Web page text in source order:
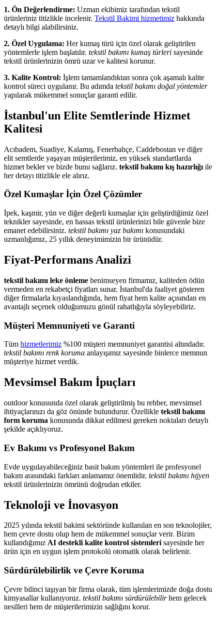
1. Ön Değerlendirme: Uzman ekibimiz tarafından tekstil
ürünleriniz titizlikle incelenir. Tekstil Bakimi hizmetimiz hakkında
detaylı bilgi alabilirsiniz.
2. Özel Uygulama: Her kumaş türü için özel olarak geliştirilen
yöntemlerle işlem başlatılır. tekstil bakımı kumaş türleri sayesinde
tekstil ürünlerinizin ömrü uzar ve kalitesi korunur.
3. Kalite Kontrol: İşlem tamamlandıktan sonra çok aşamalı kalite
kontrol süreci uygulanır. Bu adımda tekstil bakımı doğal yöntemler
yapılarak mükemmel sonuçlar garanti edilir.
İstanbul'un Elite Semtlerinde Hizmet
Kalitesi
Acıbadem, Suadiye, Kalamış, Fenerbahçe, Caddebostan ve diğer
elit semtlerde yaşayan müşterilerimiz, en yüksek standartlarda
hizmet bekler ve bizde bunu sağlarız. tekstil bakımı kış hazırlığı ile
her detayı titizlikle ele alırız.
Özel Kumaşlar İçin Özel Çözümler
İpek, kaşmir, yün ve diğer değerli kumaşlar için geliştirdiğimiz özel
teknikler sayesinde, en hassas tekstil ürünlerinizi bile güvenle bize
emanet edebilirsiniz. tekstil bakımı yaz bakımı konusundaki
uzmanlığımız, 25 yıllık deneyimimizin bir ürünüdür.
Fiyat-Performans Analizi
tekstil bakımı leke önleme benimseyen firmamız, kaliteden ödün
vermeden en rekabetçi fiyatları sunar. İstanbul'da faaliyet gösteren
diğer firmalarla kıyaslandığında, hem fiyat hem kalite açısından en
avantajlı seçenek olduğumuzu gönül rahatlığıyla söyleyebiliriz.
Müşteri Memnuniyeti ve Garanti
Tüm hizmetlerimiz %100 müşteri memnuniyet garantisi altındadır.
tekstil bakımı renk koruma anlayışımız sayesinde binlerce memnun
müşteriye hizmet verdik.
Mevsimsel Bakım İpuçları
outdoor konusunda özel olarak geliştirilmiş bu rehber, mevsimsel
ihtiyaçlarınızı da göz önünde bulundurur. Özellikle tekstil bakımı
form koruma konusunda dikkat edilmesi gereken noktaları detaylı
şekilde açıklıyoruz.
Ev Bakımı vs Profesyonel Bakım
Evde uygulayabileceğiniz basit bakım yöntemleri ile profesyonel
bakım arasındaki farkları anlamamız önemlidir. tekstil bakımı hijyen
tekstil ürünlerinizin ömrünü doğrudan etkiler.
Teknoloji ve İnovasyon
2025 yılında tekstil bakimi sektöründe kullanılan en son teknolojiler,
hem çevre dostu olup hem de mükemmel sonuçlar verir. Bizim
kullandığımız AI destekli kalite kontrol sistemlerisayesinde her
ürün için en uygun işlem protokolü otomatik olarak belirlenir.
Sürdürülebilirlik ve Çevre Koruma
Çevre bilinci taşıyan bir firma olarak, tüm işlemlerimizde doğa dostu
kimyasallar kullanıyoruz. tekstil bakımı sürdürülebilirhem gelecek
nesilleri hem de müşterilerimizin sağlığını korur.